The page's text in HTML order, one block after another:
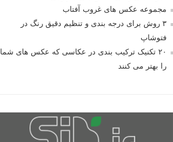
مجموعه عکس های غروب آفتاب
۳ روش برای درجه بندی و تنظیم دقیق رنگ در
فتوشاپ
۲۰ تکنیک ترکیب بندی در عکاسی که عکس های شما
را بهتر می کنند